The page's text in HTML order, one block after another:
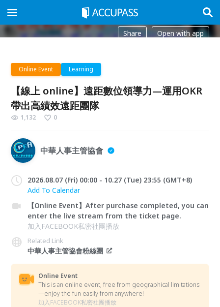
Share Open with app
Online Event Learning
【線上 online】遠距數位領導力—運用OKR
帶出高績效遠距團隊
1,132 0
中華人事主管協會
2026.08.07 (Fri) 00:00 - 10.27 (Tue) 23:55 (GMT+8)
Add To Calendar
【Online Event】After purchase completed, you can
enter the live stream from the ticket page.
加入FACEBOOK私密社團播放
Related Link
中華人事主管協會粉絲團
Online Event
This is an online event, free from geographical limitations
—enjoy the fun easily from anywhere!
加入FACEBOOK私密社團播放